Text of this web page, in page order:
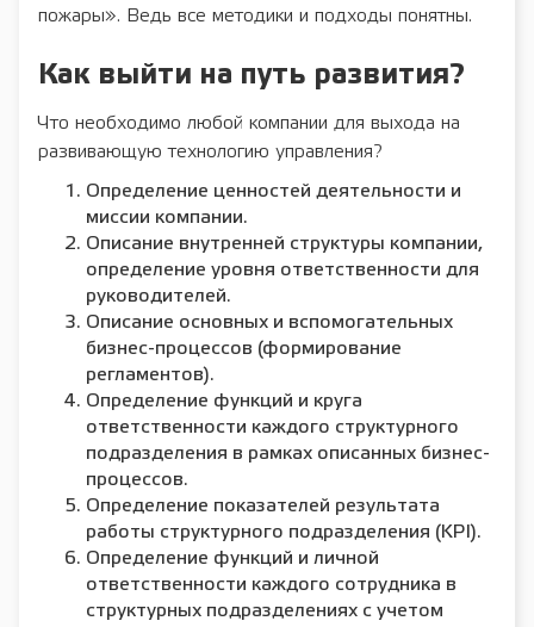
пожары». Ведь все методики и подходы понятны.
Как выйти на путь развития?
Что необходимо любой компании для выхода на
развивающую технологию управления?
Определение ценностей деятельности и
миссии компании.
Описание внутренней структуры компании,
определение уровня ответственности для
руководителей.
Описание основных и вспомогательных
бизнес-процессов (формирование
регламентов).
Определение функций и круга
ответственности каждого структурного
подразделения в рамках описанных бизнес-
процессов.
Определение показателей результата
работы структурного подразделения (KPI).
Определение функций и личной
ответственности каждого сотрудника в
структурных подразделениях с учетом